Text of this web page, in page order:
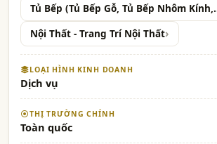
Tủ Bếp (Tủ Bếp Gỗ, Tủ Bếp Nhôm
Nội Thất - Trang Trí Nội Thất
LOẠI HÌNH KINH DOANH
Dịch vụ
THỊ TRƯỜNG CHÍNH
Toàn quốc